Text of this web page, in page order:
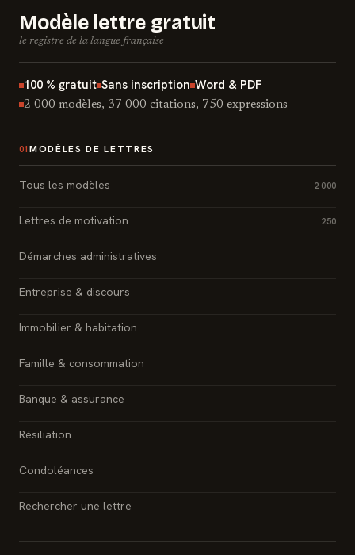
Modèle lettre gratuit
le registre de la langue française
100 % gratuit Sans inscription Word & PDF
2 000 modèles, 37 000 citations, 750 expressions
01 MODÈLES DE LETTRES
Tous les modèles 2 000
Lettres de motivation 250
Démarches administratives
Entreprise & discours
Immobilier & habitation
Famille & consommation
Banque & assurance
Résiliation
Condoléances
Rechercher une lettre